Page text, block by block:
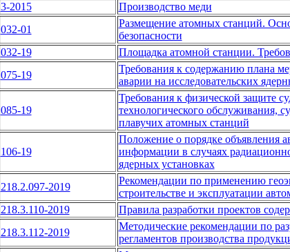
3-2015 Производство меди
032-01
Размещение атомных станций.
безопасности
032-19 Площадка атомной станции.
075-19
Требования к содержанию плана
аварии на исследовательских
085-19
Требования к физической защите
технологического обслуживания,
плавучих атомных станций
106-19
Положение о порядке объявления
информации в случаях
ядерных установках
218.2.097-2019
Рекомендации по применению
строительстве и эксплуатации
218.3.110-2019 Правила разработки проектов
218.3.112-2019
Методические рекомендации по
регламентов производства